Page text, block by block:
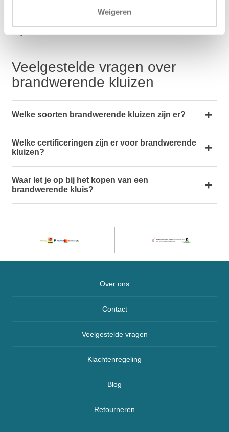
Weigeren
geschikt model? Neem dan gerust
Veelgestelde vragen over
brandwerende kluizen
Welke soorten brandwerende kluizen zijn er?
Welke certificeringen zijn er voor brandwerende
kluizen?
Waar let je op bij het kopen van een
brandwerende kluis?
Over ons
Contact
Veelgestelde vragen
Klachtenregeling
Blog
Retourneren